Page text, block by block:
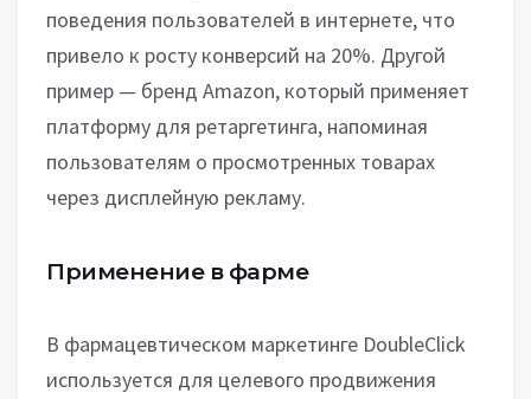
поведения пользователей в интернете, что
привело к росту конверсий на 20%. Другой
пример — бренд Amazon, который применяет
платформу для ретаргетинга, напоминая
пользователям о просмотренных товарах
через дисплейную рекламу.
Применение в фарме
В фармацевтическом маркетинге DoubleClick
используется для целевого продвижения